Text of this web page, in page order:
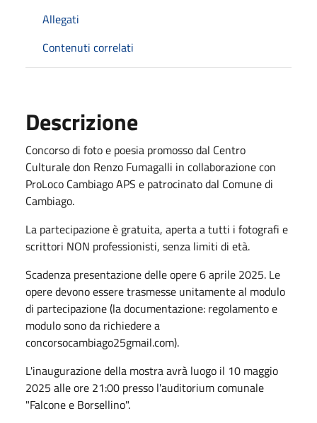
Allegati
Contenuti correlati
Descrizione
Concorso di foto e poesia promosso dal Centro
Culturale don Renzo Fumagalli in collaborazione con
ProLoco Cambiago APS e patrocinato dal Comune di
Cambiago.
La partecipazione è gratuita, aperta a tutti i fotografi e
scrittori NON professionisti, senza limiti di età.
Scadenza presentazione delle opere 6 aprile 2025. Le
opere devono essere trasmesse unitamente al modulo
di partecipazione (la documentazione: regolamento e
modulo sono da richiedere a
concorsocambiago25gmail.com).
L'inaugurazione della mostra avrà luogo il 10 maggio
2025 alle ore 21:00 presso l'auditorium comunale
"Falcone e Borsellino".